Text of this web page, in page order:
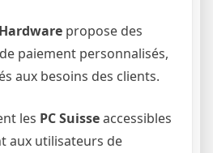
propose des
paiement personnalisés,
aux besoins des clients.
les PC Suisseaccessibles
aux utilisateurs de